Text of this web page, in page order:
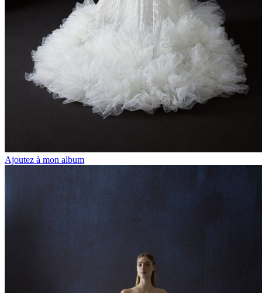
Ajoutez à mon album